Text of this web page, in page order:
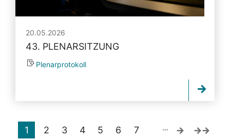
20.05.2026
43. PLENARSITZUNG
Plenarprotokoll
1 2 3 4 5 6 7 …